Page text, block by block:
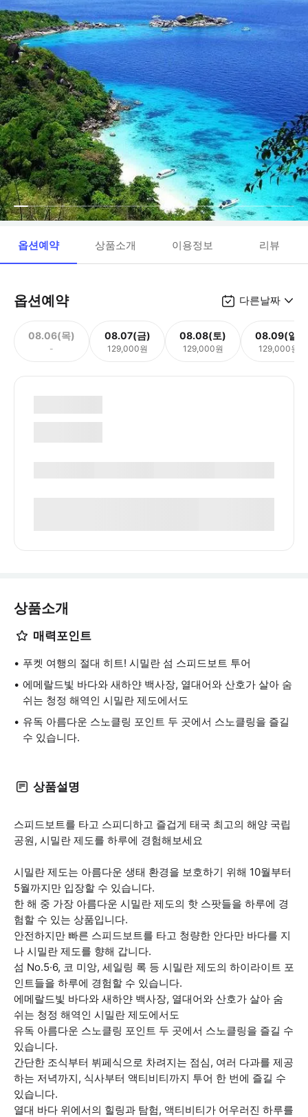
옵션예약 상품소개 이용정보 리뷰
옵션예약 다른날짜
08.06(목)
-
08.07(금)
129,000원
08.08(토)
129,000원
08.09(일)
129,000원
상품소개
매력포인트
푸켓 여행의 절대 히트! 시밀란 섬 스피드보트 투어
에메랄드빛 바다와 새하얀 백사장, 열대어와 산호가 살아 숨
쉬는 청정 해역인 시밀란 제도에서도
유독 아름다운 스노클링 포인트 두 곳에서 스노클링을 즐길
수 있습니다.
상품설명
스피드보트를 타고 스피디하고 즐겁게 태국 최고의 해양 국립
공원, 시밀란 제도를 하루에 경험해보세요
시밀란 제도는 아름다운 생태 환경을 보호하기 위해 10월부터
5월까지만 입장할 수 있습니다.
한 해 중 가장 아름다운 시밀란 제도의 핫 스팟들을 하루에 경
험할 수 있는 상품입니다.
안전하지만 빠른 스피드보트를 타고 청량한 안다만 바다를 지
나 시밀란 제도를 향해 갑니다.
섬 No.5·6, 코 미앙, 세일링 록 등 시밀란 제도의 하이라이트 포
인트들을 하루에 경험할 수 있습니다.
에메랄드빛 바다와 새하얀 백사장, 열대어와 산호가 살아 숨
쉬는 청정 해역인 시밀란 제도에서도
유독 아름다운 스노클링 포인트 두 곳에서 스노클링을 즐길 수
있습니다.
간단한 조식부터 뷔페식으로 차려지는 점심, 여러 다과를 제공
하는 저녁까지, 식사부터 액티비티까지 투어 한 번에 즐길 수
있습니다.
열대 바다 위에서의 힐링과 탐험, 액티비티가 어우러진 하루를